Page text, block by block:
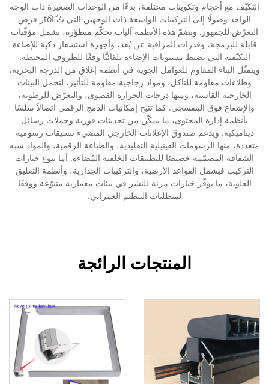
التكيّف مع أحجام وتكوينات مختلفة، بدءًا من الوحدات الصغيرة ذات الوجه
الواحد وصولًا إلى التركيبات الواسعة ذات الوجهين التي تُ tốiّز فرص
التعرّض للجمهور. وتضمّ هذه الأنظمة آليات تحكّم متطوّرة، تشمل مؤقّتات
قابلة للبرمجة، وقدرات المراقبة عن بُعد، وأجهزة استشعار ذكية للإضاءة
التكيّفية التي تضبط مستويات الإضاءة تلقائيًّا وفقًا للظروف المحيطة.
ويتمثّل البناء المقاوم للعوامل الجوية في أنظمة إغلاق من الدرجة البحرية،
وطلاءات مقاومة للتآكل، ومواد زجاجية مقاومة للتأثير، لتحمل البيئات
الخارجية القاسية، ومنها درجات الحرارة القصوى، والتعرّض للرطوبة،
والإشعاع فوق البنفسجي. كما تتيح إمكانيات الدمج الرقمي اتصالاً سلسًا
بأنظمة إدارة المحتوى، ما يمكّن من تحديثات فورية وحملات رسائل
ديناميكية. ويدعم صندوق الإعلانات الخارجي المضيء تنسيقات رسومية
متعددة، منها الرسومات الفينيلية التقليدية، والطباعة الرقمية، والمواد شبه
الشفافة المصمّمة خصيصًا للتطبيقات الخلفية المُضاءة. أما تنوع خيارات
التركيب فيشمل القواعد الأرضية، والتركيبات الجدارية، وأنظمة التعليق
العلوية، ما يوفّر خيارات مرنة للنشر في بيئات معمارية متنوّعة ووفقًا
لمتطلبات التنظيم العمراني.
المنتجات الرائجة